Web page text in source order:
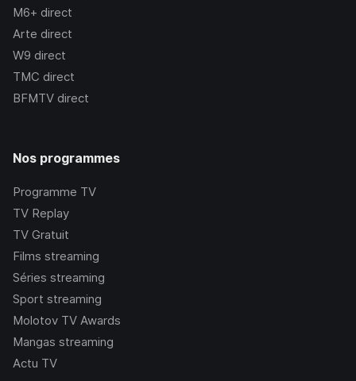
M6+ direct
Arte direct
W9 direct
TMC direct
BFMTV direct
Nos programmes
Programme TV
TV Replay
TV Gratuit
Films streaming
Séries streaming
Sport streaming
Molotov TV Awards
Mangas streaming
Actu TV